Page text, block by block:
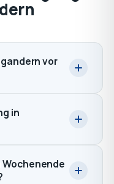
vor
in